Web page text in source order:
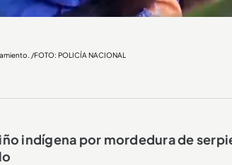
/FOTO: POLICÍA NACIONAL
indígena por mordedura de